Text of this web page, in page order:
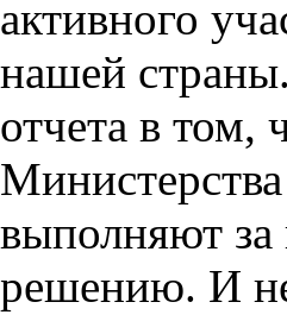
активного
нашей
отчета в том,
выполняют за
решению. И